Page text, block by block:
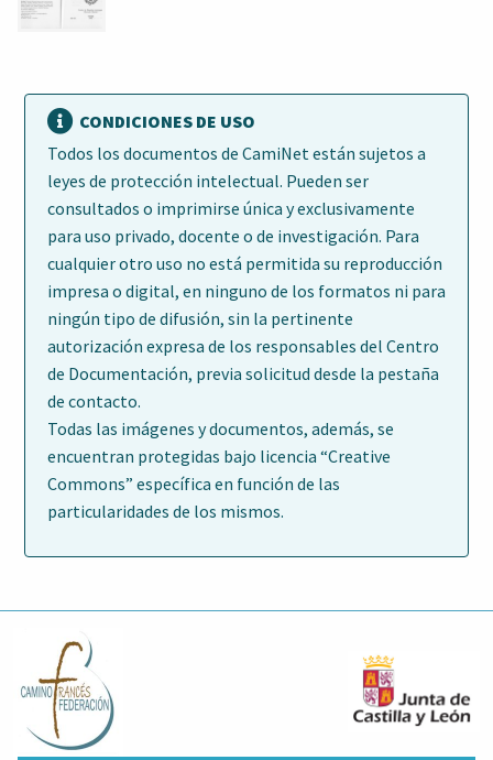
CONDICIONES DE USO
Todos los documentos de CamiNet están sujetos a
leyes de protección intelectual. Pueden ser
consultados o imprimirse única y exclusivamente
para uso privado, docente o de investigación. Para
cualquier otro uso no está permitida su reproducción
impresa o digital, en ninguno de los formatos ni para
ningún tipo de difusión, sin la pertinente
autorización expresa de los responsables del Centro
de Documentación, previa solicitud desde la pestaña
de contacto.
Todas las imágenes y documentos, además, se
encuentran protegidas bajo licencia “Creative
Commons” específica en función de las
particularidades de los mismos.